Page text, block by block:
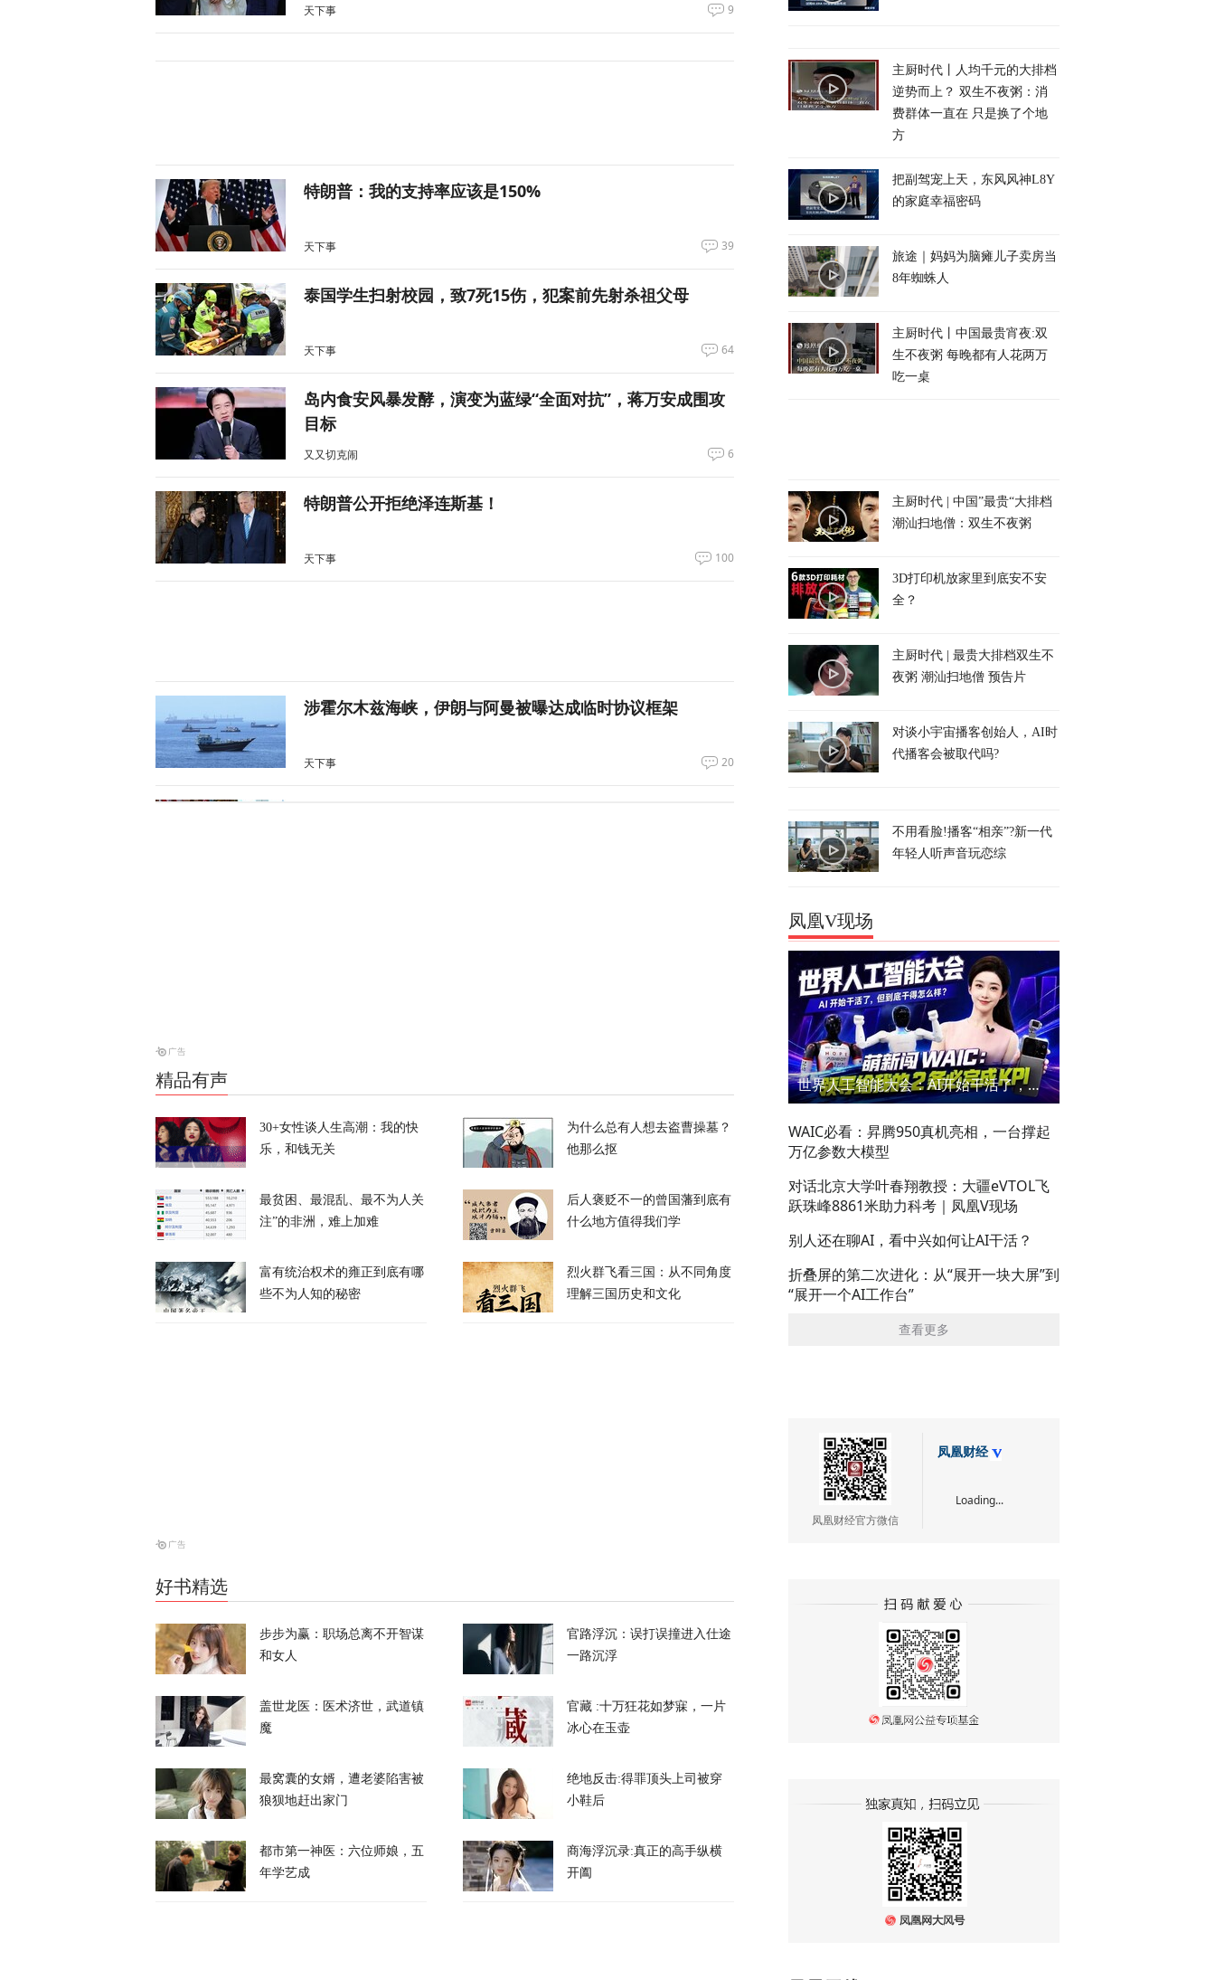
天下事 9
特朗普：我的支持率应该是150%
天下事 39
泰国学生扫射校园，致7死15伤，犯案前先射杀祖父母
天下事 64
岛内食安风暴发酵，演变为蓝绿“全面对抗”，蒋万安成围攻
目标
又又切克闹 6
特朗普公开拒绝泽连斯基！
天下事 100
涉霍尔木兹海峡，伊朗与阿曼被曝达成临时协议框架
天下事 20
美媒：特朗普私下支持万斯参加下届美国大选
天下事 3
西班牙前线观察：一条社交媒体视频，为何让上万年轻人赌
凤凰大参考
一个月囤20万吨！美国囤铜量或破百年纪录，背后意图耐人
寻味？
精品有声
30+女性谈人生高潮：我的快
乐，和钱无关
为什么总有人想去盗曹操墓？
他那么抠
最贫困、最混乱、最不为人关
注”的非洲，难上加难
后人褒贬不一的曾国藩到底有
什么地方值得我们学
富有统治权术的雍正到底有哪
些不为人知的秘密
烈火群飞看三国：从不同角度
理解三国历史和文化
好书精选
步步为赢：职场总离不开智谋
和女人
官路浮沉：误打误撞进入仕途
一路沉浮
盖世龙医：医术济世，武道镇
魔
官藏 :十万狂花如梦寐，一片
冰心在玉壶
最窝囊的女婿，遭老婆陷害被
狼狈地赶出家门
绝地反击:得罪顶头上司被穿
小鞋后
都市第一神医：六位师娘，五
年学艺成
商海浮沉录:真正的高手纵横
开阖
主厨时代丨人均千元的大排档
逆势而上？ 双生不夜粥：消
费群体一直在 只是换了个地
方
把副驾宠上天，东风风神L8Y
的家庭幸福密码
旅途｜妈妈为脑瘫儿子卖房当
8年蜘蛛人
主厨时代丨中国最贵宵夜:双
生不夜粥 每晚都有人花两万
吃一桌
主厨时代 | 中国”最贵“大排档
潮汕扫地僧：双生不夜粥
3D打印机放家里到底安不安
全？
主厨时代 | 最贵大排档双生不
夜粥 潮汕扫地僧 预告片
对谈小宇宙播客创始人，AI时
代播客会被取代吗?
不用看脸!播客“相亲”?新一代
年轻人听声音玩恋综
凤凰V现场
世界人工智能大会：AI开始干活了，但到底干的怎么样？萌新闯WAIC
WAIC必看：昇腾950真机亮相，一台撑起
万亿参数大模型
对话北京大学叶春翔教授：大疆eVTOL飞
跃珠峰8861米助力科考｜凤凰V现场
别人还在聊AI，看中兴如何让AI干活？
折叠屏的第二次进化：从“展开一块大屏”到
“展开一个AI工作台”
查看更多
凤凰财经官方微信
凤凰财经
Loading...